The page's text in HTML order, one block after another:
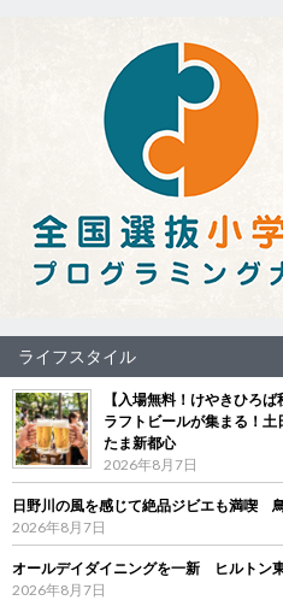
ライフスタイル
【入場無料！けやきひろ
ラフトビールが集まる！
たま新都心
2026年8月7日
日野川の風を感じて絶品ジビエも満喫
2026年8月7日
オールデイダイニングを一新 ヒルトン
2026年8月7日